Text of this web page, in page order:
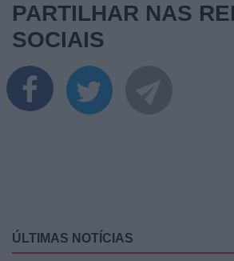
PARTILHAR NAS
SOCIAIS
ÚLTIMAS NOTÍCIAS